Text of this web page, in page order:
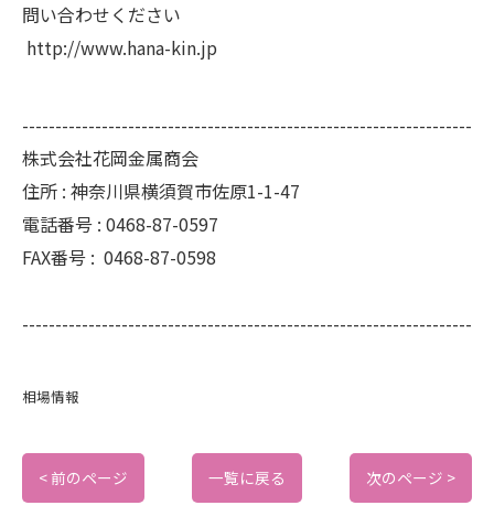
問い合わせください
http://www.hana-kin.jp
--------------------------------------------------------------------
株式会社花岡金属商会
住所 : 神奈川県横須賀市佐原1-1-47
電話番号 : 0468-87-0597
FAX番号 : 0468-87-0598
--------------------------------------------------------------------
相場情報
< 前のページ 一覧に戻る 次のページ >